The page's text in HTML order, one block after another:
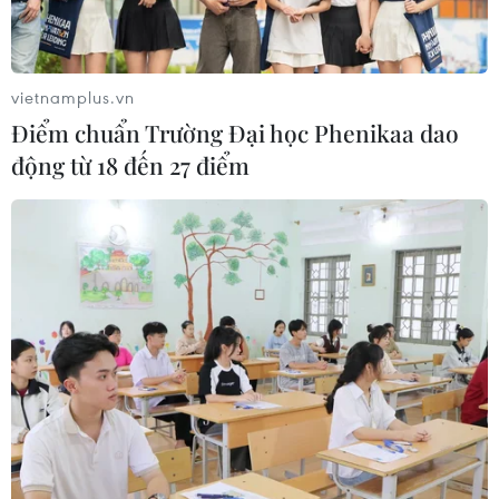
28/05/2026 10:56
Nghiên cứu cơ bản - "bộ não chiến
lược" thiết kế chính sách đô thị Thủ
đô
27/05/2026 04:28
Các nhà khoa học Israel phát triển
phương pháp điều trị dị ứng đậu
phộng
23/05/2026 10:40
Hệ sinh thái khởi
nghiệp Thành phố Hồ Chí Minh xếp
vietnamplus.vn
Điểm chuẩn Trường Đại học Phenikaa dao
động từ 18 đến 27 điểm